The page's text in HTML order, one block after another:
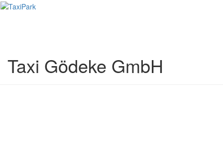
Taxi Gödeke GmbH